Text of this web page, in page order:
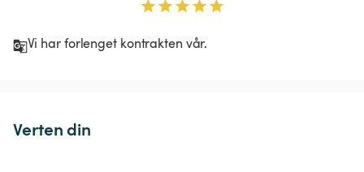
Vi har forlenget kontrakten vår.
Verten din